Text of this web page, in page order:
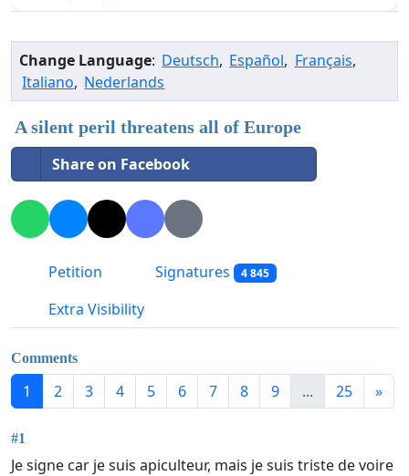
Change Language: Deutsch, Español, Français,
Italiano, Nederlands
A silent peril threatens all of Europe
Share on Facebook
Petition Signatures 4 845
Extra Visibility
Comments
1 2 3 4 5 6 7 8 9 ... 25 »
#1
Je signe car je suis apiculteur, mais je suis triste de voire